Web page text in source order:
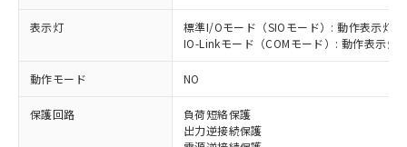
表示灯
標準I/Oモード（SIOモード）: 動作表示灯(
IO-Linkモード（COMモード）: 動作表示
動作モード NO
保護回路
負荷短絡保護
出力逆接続保護
対応済み：EU RoHS指令（10物質）の
非含有に対応した製品が提供可能な商品で